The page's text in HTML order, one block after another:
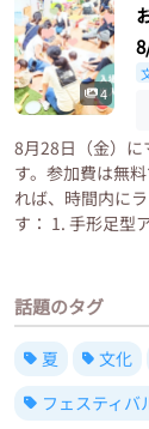
4
8月28日（金）に
す。参加費は無
れば、時間内に
す： 1. 手形足型
話題のタグ
夏 文化
フェスティバ